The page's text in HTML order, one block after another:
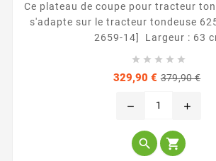
Ce plateau de coupe pour tracteur
s'adapte sur le tracteur tondeuse
2659-14] Largeur : 63
    
329,90 € 379,90 €
remove add
 